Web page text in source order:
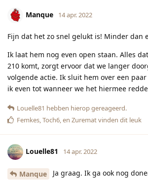
Manque 14 apr. 2022
Fijn dat het zo snel gelukt is! Minder dan
Ik laat hem nog even open staan. Alles
210 komt, zorgt ervoor dat we langer
volgende actie. Ik sluit hem over een
ik even tot wanneer we het hiermee
Louelle81 hebben hierop gereageerd.
Femkes,Toch6, en Zurematvinden dit leuk
Louelle81 14 apr. 2022
Manque Ja graag. Ik ga ook nog